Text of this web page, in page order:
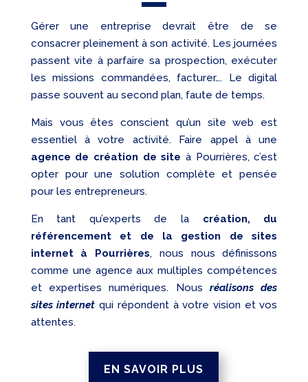
Gérer une entreprise devrait être de se
consacrer pleinement à son activité. Les journées
passent vite à parfaire sa prospection, exécuter
les missions commandées, facturer…. Le digital
passe souvent au second plan, faute de temps.
Mais vous êtes conscient qu’un site web est
essentiel à votre activité. Faire appel à une
agence de création de site à Pourrières, c’est
opter pour une solution complète et pensée
pour les entrepreneurs.
En tant qu’experts de la création, du
référencement et de la gestion de sites
internet à Pourrières, nous nous définissons
comme une agence aux multiples compétences
et expertises numériques. Nous réalisons des
sites internet qui répondent à votre vision et vos
attentes.
EN SAVOIR PLUS